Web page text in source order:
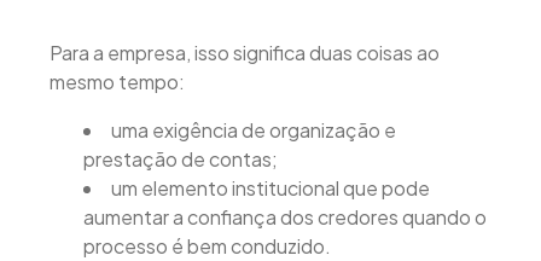
Para a empresa, isso significa duas coisas ao
mesmo tempo:
uma exigência de organização e
prestação de contas;
um elemento institucional que pode
aumentar a confiança dos credores quando o
processo é bem conduzido.